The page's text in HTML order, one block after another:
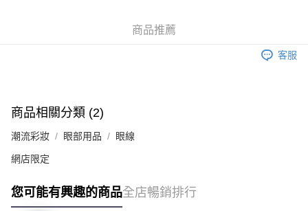
取。逾期會取消訂單，並不會安排重寄
每筆HK$20.00，滿HK$100.00或以上免運費
澳門地區配送 - 確認發貨後1-4個工作天送達
商品推薦
客服
商品相關分類 (2)
潮流彩妝 眼部用品 眼線
網店限定
您可能有興趣的商品全店暢銷排行